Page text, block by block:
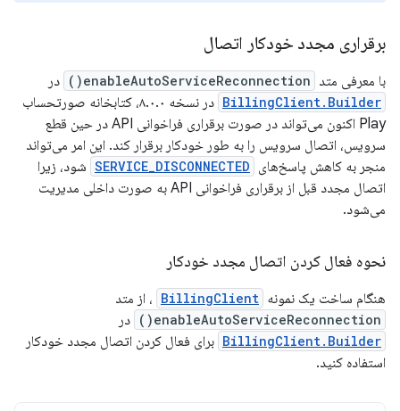
برقراری مجدد خودکار اتصال
با معرفی متد enableAutoServiceReconnection() در
BillingClient.Builder
در نسخه ۸.۰.۰، کتابخانه صورتحساب
Play اکنون می‌تواند در صورت برقراری فراخوانی API در حین قطع
سرویس، اتصال سرویس را به طور خودکار برقرار کند. این امر می‌تواند
منجر به کاهش پاسخ‌های SERVICE_DISCONNECTED شود، زیرا
اتصال مجدد قبل از برقراری فراخوانی API به صورت داخلی مدیریت
می‌شود.
نحوه فعال کردن اتصال مجدد خودکار
هنگام ساخت یک نمونه BillingClient ، از متد
enableAutoServiceReconnection() در
BillingClient.Builder برای فعال کردن اتصال مجدد خودکار
استفاده کنید.